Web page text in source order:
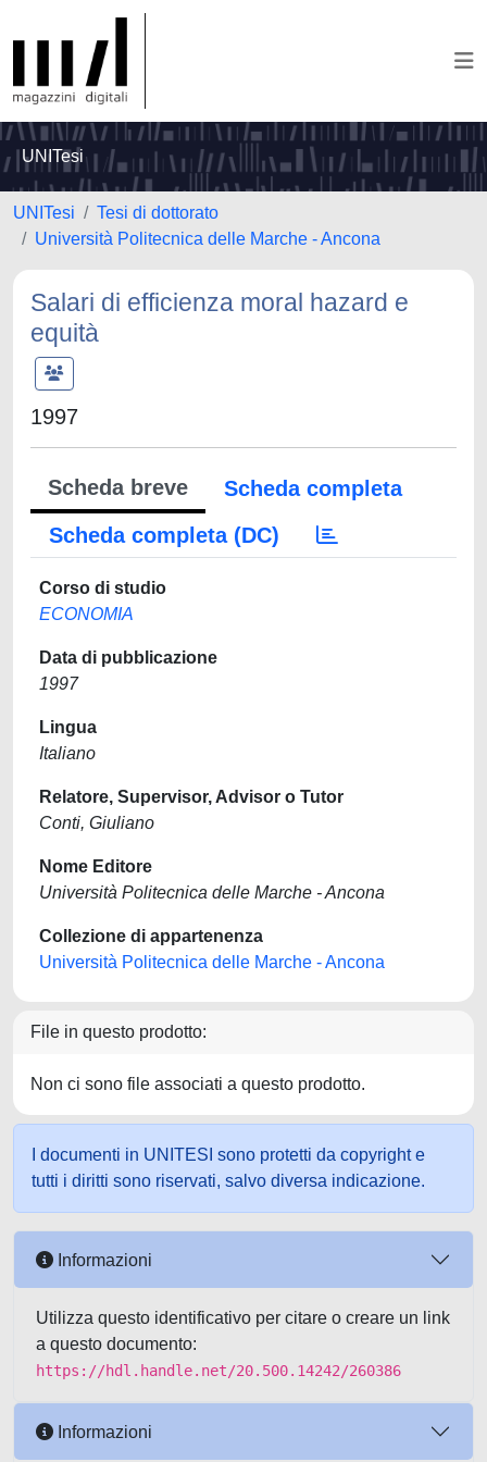
UNITesi
UNITesi
Tesi di dottorato
Università Politecnica delle Marche - Ancona
Salari di efficienza moral hazard e
equità
1997
Scheda breve
Scheda completa
Scheda completa (DC)
Corso di studio
ECONOMIA
Data di pubblicazione
1997
Lingua
Italiano
Relatore, Supervisor, Advisor o Tutor
Conti, Giuliano
Nome Editore
Università Politecnica delle Marche - Ancona
Collezione di appartenenza
Università Politecnica delle Marche - Ancona
File in questo prodotto:
Non ci sono file associati a questo prodotto.
I documenti in UNITESI sono protetti da copyright e
tutti i diritti sono riservati, salvo diversa indicazione.
Informazioni
Utilizza questo identificativo per citare o creare un link
a questo documento:
https://hdl.handle.net/20.500.14242/260386
Informazioni